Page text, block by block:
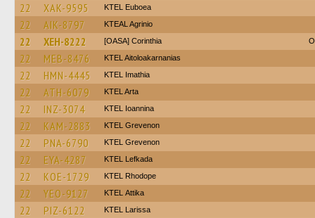
22 XAK-9595 ΚΤΕL Euboea
22 AIK-8797 KTEAL Agrinio
22 XEH-8222 [OASA] Corinthia
22 MEB-8476 KTEL Aitoloakarnanias
22 HMN-4445 KTEL Imathia
22 ATH-6079 KTEL Arta
22 INZ-3074 KTEL Ioannina
22 KAM-2883 ΚΤΕL Grevenon
22 PNA-6790 ΚΤΕL Grevenon
22 EYA-4287 KTEL Lefkada
22 KOE-1729 KTEL Rhodope
22 YEO-9127 KΤΕL Αttika
22 PIZ-6122 KTEL Larissa